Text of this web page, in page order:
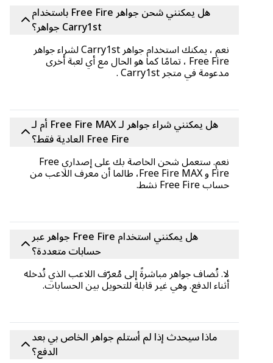
هل يمكنني شحن جواهر Free Fire باستخدام
Carry1st جواهر؟
نعم ، يمكنك استخدام جواهر Carry1st لشراء جواهر
Free Fire ، تمامًا كما هو الحال مع أي لعبة أخرى
مدعومة في متجر Carry1st .
هل يمكنني شراء جواهر لـ Free Fire MAX أم لـ
Free Fire العادية فقط؟
نعم. ستعمل شحن الخاصة بك على إصداري Free
Fire و Free Fire MAX، طالما أن معرف اللاعب من
حساب Free Fire نشط.
هل يمكنني استخدام Free Fire جواهر عبر
حسابات متعددة؟
لا. تُضاف جواهر مباشرةً إلى مُعرّف اللاعب الذي تُدخله
أثناء الدفع. وهي غير قابلة للتحويل بين الحسابات.
ماذا سيحدث إذا لم أستلم جواهر الخاص بي بعد
الدفع؟